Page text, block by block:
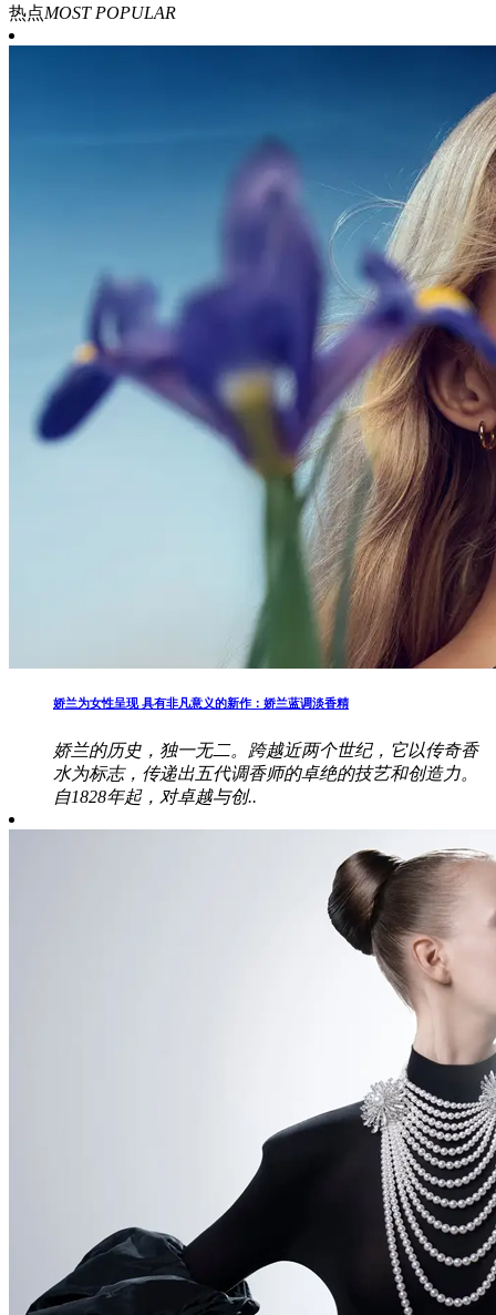
热点MOST POPULAR
娇兰为女性呈现 具有非凡意义的新作：娇兰蓝调淡香精
娇兰的历史，独一无二。跨越近两个世纪，它以传奇香
水为标志，传递出五代调香师的卓绝的技艺和创造力。
自1828年起，对卓越与创..